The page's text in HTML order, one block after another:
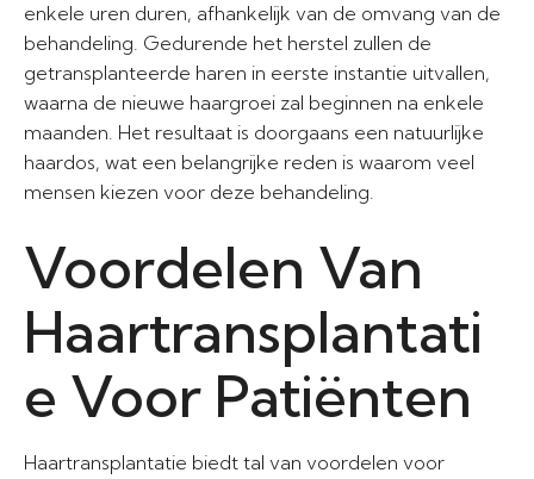
enkele uren duren, afhankelijk van de omvang van de
behandeling. Gedurende het herstel zullen de
getransplanteerde haren in eerste instantie uitvallen,
waarna de nieuwe haargroei zal beginnen na enkele
maanden. Het resultaat is doorgaans een natuurlijke
haardos, wat een belangrijke reden is waarom veel
mensen kiezen voor deze behandeling.
Voordelen Van
Haartransplantati
e Voor Patiënten
Haartransplantatie biedt tal van voordelen voor